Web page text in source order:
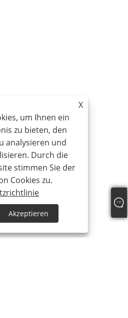
X
um Ihnen ein
zu bieten, den
analysieren und
Durch die
stimmen Sie der
Cookies zu.
Akzeptieren